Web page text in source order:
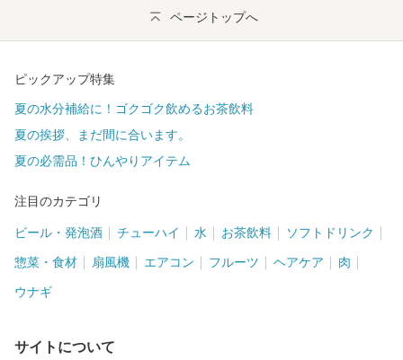
ページトップへ
ピックアップ特集
夏の水分補給に！ゴクゴク飲めるお茶飲料
夏の挨拶、まだ間に合います。
夏の必需品！ひんやりアイテム
注目のカテゴリ
ビール・発泡酒 チューハイ 水 お茶飲料 ソフトドリンク
惣菜・食材 扇風機 エアコン フルーツ ヘアケア 肉
ウナギ
サイトについて